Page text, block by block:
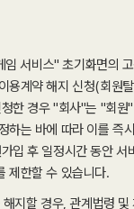
임 서비스" 초기화면의
용계약 해지 신청(회원
한 경우 "회사"는 "회원
하는 바에 따라 이를 즉
입 후 일정시간 동안 서
제한할 수 있습니다.
지할 경우, 관계법령 및